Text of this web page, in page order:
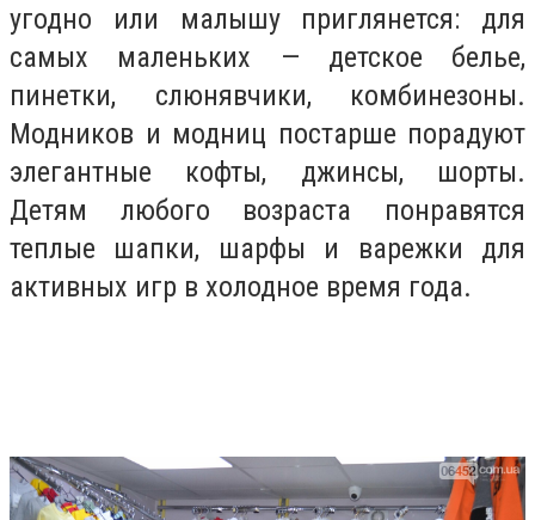
угодно или малышу приглянется: для
самых маленьких — детское белье,
пинетки, слюнявчики, комбинезоны.
Модников и модниц постарше порадуют
элегантные кофты, джинсы, шорты.
Детям любого возраста понравятся
теплые шапки, шарфы и варежки для
активных игр в холодное время года.